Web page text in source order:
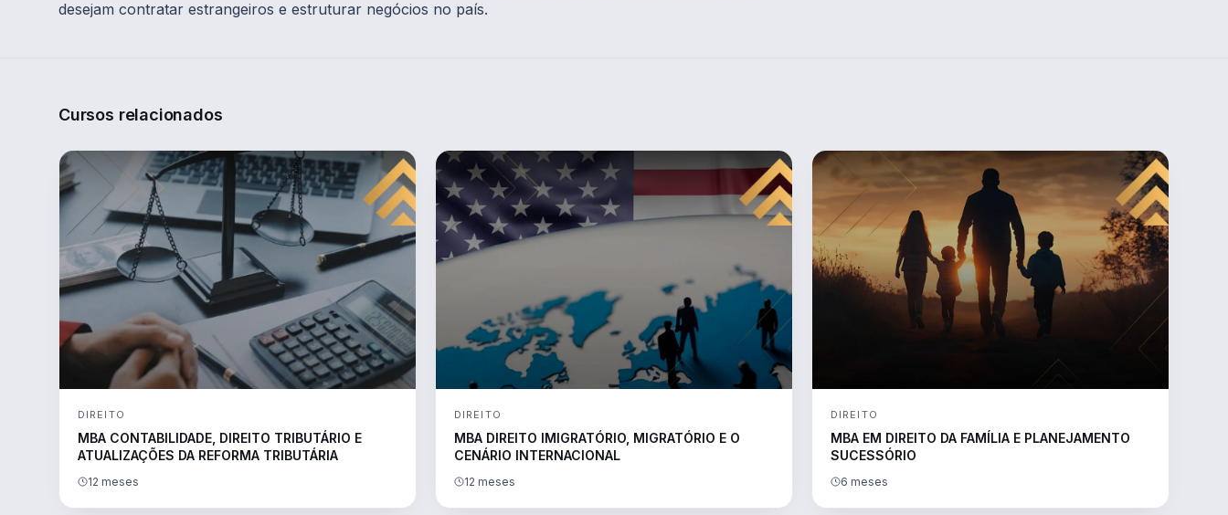
desejam contratar estrangeiros e estruturar negócios no país.
Cursos relacionados
DIREITO
MBA CONTABILIDADE, DIREITO TRIBUTÁRIO E
ATUALIZAÇÕES DA REFORMA TRIBUTÁRIA
12 meses
DIREITO
MBA DIREITO IMIGRATÓRIO, MIGRATÓRIO E O
CENÁRIO INTERNACIONAL
12 meses
DIREITO
MBA EM DIREITO DA FAMÍLIA E PLANEJAMENTO
SUCESSÓRIO
6 meses